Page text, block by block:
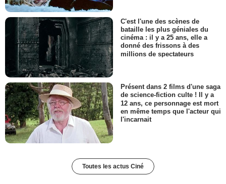
C'est l'une des scènes de
bataille les plus géniales du
cinéma : il y a 25 ans, elle a
donné des frissons à des
millions de spectateurs
Présent dans 2 films d'une saga
de science-fiction culte ! Il y a
12 ans, ce personnage est mort
en même temps que l'acteur qui
l'incarnait
Toutes les actus Ciné